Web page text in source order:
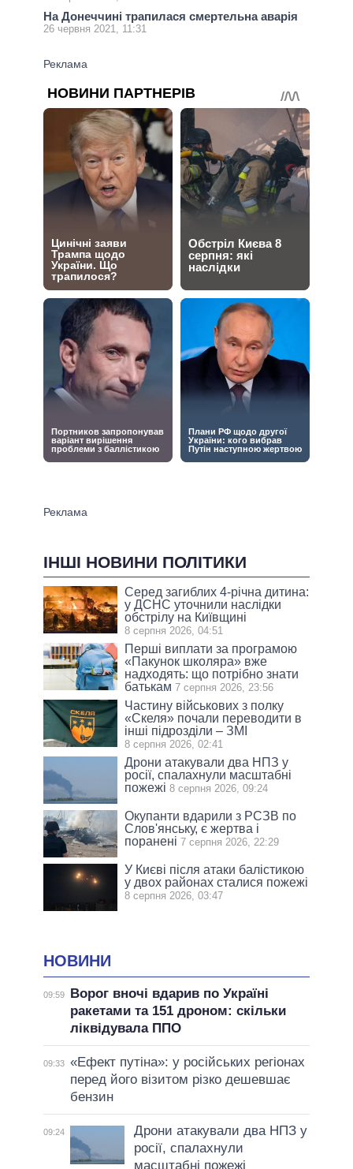
На Донеччині трапилася смертельна аварія
26 червня 2021, 11:31
ІНШІ НОВИНИ ПОЛІТИКИ
Серед загиблих 4-річна дитина:
у ДСНС уточнили наслідки
обстрілу на Київщині
8 серпня 2026, 04:51
Перші виплати за програмою
«Пакунок школяра» вже
надходять: що потрібно знати
батькам 7 серпня 2026, 23:56
Частину військових з полку
«Скеля» почали переводити в
інші підрозділи – ЗМІ
8 серпня 2026, 02:41
Дрони атакували два НПЗ у
росії, спалахнули масштабні
пожежі 8 серпня 2026, 09:24
Окупанти вдарили з РСЗВ по
Слов'янську, є жертва і
поранені 7 серпня 2026, 22:29
У Києві після атаки балістикою
у двох районах сталися пожежі
8 серпня 2026, 03:47
НОВИНИ
09:59
Ворог вночі вдарив по Україні
ракетами та 151 дроном: скільки
ліквідувала ППО
09:33 «Ефект путіна»: у російських регіонах
перед його візитом різко дешевшає
бензин
09:24
Дрони атакували два НПЗ у
росії, спалахнули
масштабні пожежі